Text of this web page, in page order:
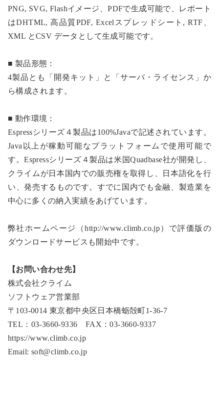
PNG, SVG, Flashイメージ、PDFで生成可能で、レポート
はDHTML, 高品質PDF, Excelスプレッドシート, RTF、
XML とCSV データとして生成可能です。
■ 製品形態：
4製品とも「開発キット」と「サーバ・ライセンス」か
ら構成されます。
■ 動作環境：
Espressシリーズ４製品は100%Javaで記述されています。
Java以上が稼動可能なプラットフォームで使用可能で
す。Espressシリーズ４製品は米国Quadbase社が開発し、
クライムが日本国内での販売権を取得し、日本語化を行
い、発売するものです。すでに国内でも金融、製造業を
中心に多くの納入実績をあげています。
弊社ホームページ（http://www.climb.co.jp）で評価版の
ダウンロードサービスも開始中です。
【お問い合わせ先】
株式会社クライム
ソフトウェア営業部
〒103-0014 東京都中央区日本橋蛎殻町1-36-7
TEL：03-3660-9336 FAX：03-3660-9337
https://www.climb.co.jp
Email: soft@climb.co.jp